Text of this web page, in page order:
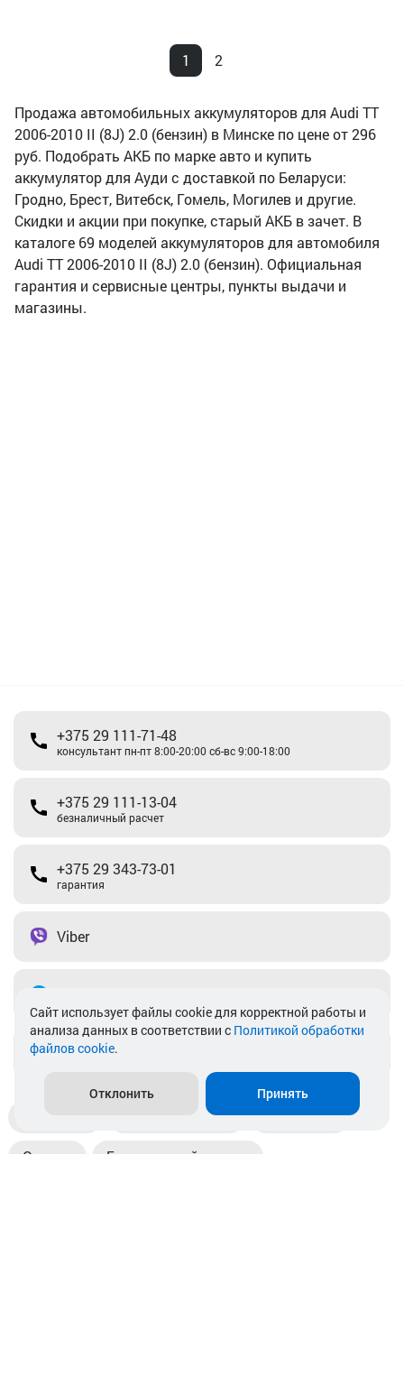
1 2
Продажа автомобильных аккумуляторов для Audi TT
2006-2010 II (8J) 2.0 (бензин) в Минске по цене от 296
руб. Подобрать АКБ по марке авто и купить
аккумулятор для Ауди с доставкой по Беларуси:
Гродно, Брест, Витебск, Гомель, Могилев и другие.
Скидки и акции при покупке, старый АКБ в зачет. В
каталоге 69 моделей аккумуляторов для автомобиля
Audi TT 2006-2010 II (8J) 2.0 (бензин). Официальная
гарантия и сервисные центры, пункты выдачи и
магазины.
+375 29 111-71-48
консультант пн-пт 8:00-20:00 сб-вс 9:00-18:00
+375 29 111-13-04
безналичный расчет
+375 29 343-73-01
гарантия
Viber
info@akkamulik.by
Пункты выдачи Магазины
Оплата Безналичный расчет
Cайт использует файлы cookie для корректной работы и
анализа данных в соответствии с Политикой обработки
файлов cookie.
Отклонить Принять